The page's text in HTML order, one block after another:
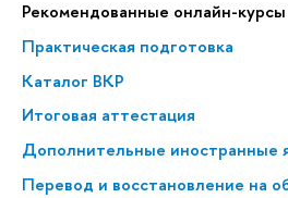
Рекомендованные онлайн-курсы
Практическая подготовка
Каталог ВКР
Итоговая аттестация
Дополнительные иностранные
Перевод и восстановление на